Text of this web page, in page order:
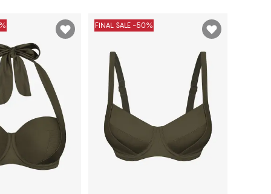
FINAL SALE -50%